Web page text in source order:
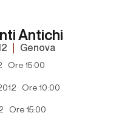
Antichi
Genova
15:00
Ore 10:00
Ore 15:00